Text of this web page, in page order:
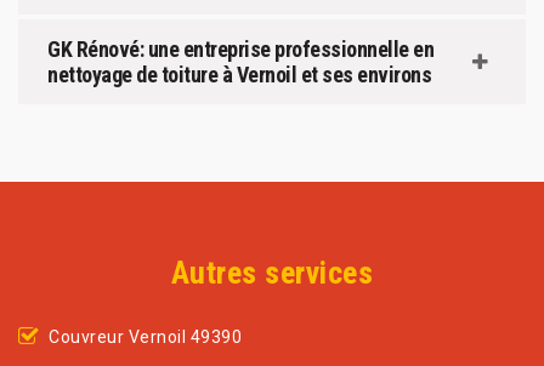
GK Rénové: une entreprise professionnelle en
nettoyage de toiture à Vernoil et ses environs
Autres services
Couvreur Vernoil 49390